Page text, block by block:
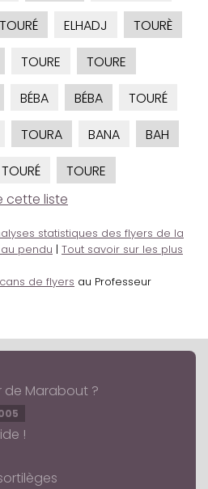
TOURÉ ELHADJ
TOURÈ
TOURE
TOURE
BÉBA BÉBA
TOURÉ
TOURA BANA
BAH
TOURÉ
TOURE
cette liste
statistiques des flyers de la
pendu | Tout savoir sur les plus
de flyers au Professeur
de Marabout ?
!